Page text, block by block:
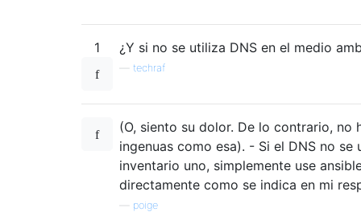
1 ¿Y si no se utiliza DNS en el medio
techraf
(O, siento su dolor. De lo contrario, no
ingenuas como esa). - Si el DNS no se
inventario uno, simplemente use
directamente como se indica en mi
poige